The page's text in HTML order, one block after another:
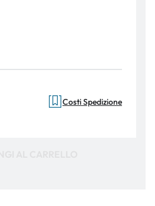
Costi Spedizione